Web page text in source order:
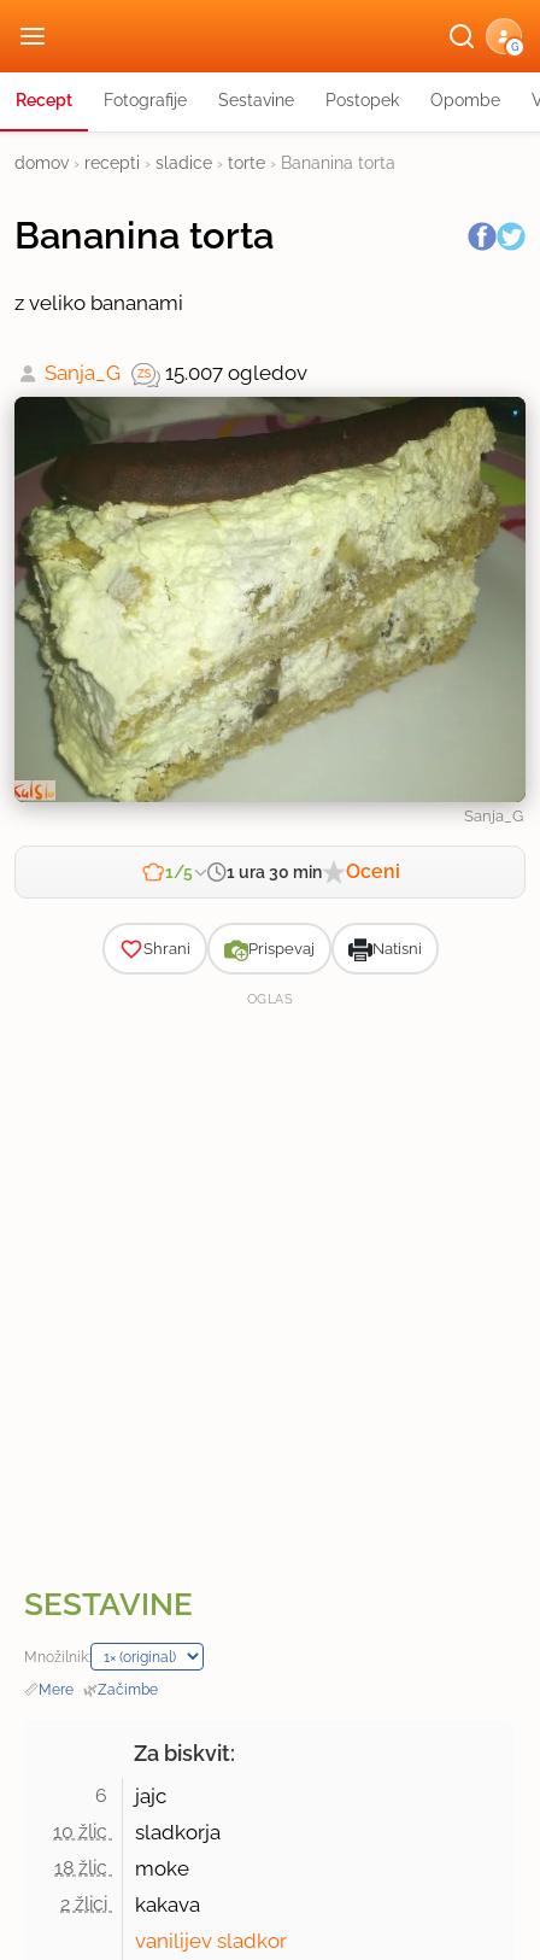
G
Recept Fotografije Sestavine Postopek Opombe
domov › recepti › sladice › torte › Bananina torta
Bananina torta
z veliko bananami
Sanja_G 15.007 ogledov
Sanja_G
1/5 1 ura 30 min Oceni
Shrani Prispevaj Natisni
OGLAS
SESTAVINE
Množilnik:
📏Mere · 🌿Začimbe
Za biskvit:
6 jajc
10 žlic sladkorja
18 žlic moke
2 žlici
kakava
vanilijev sladkor